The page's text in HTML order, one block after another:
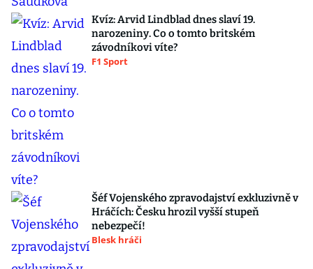
Kvíz: Arvid Lindblad dnes slaví 19.
narozeniny. Co o tomto britském
závodníkovi víte?
F1 Sport
Šéf Vojenského zpravodajství exkluzivně v
Hráčích: Česku hrozil vyšší stupeň
nebezpečí!
Blesk hráči